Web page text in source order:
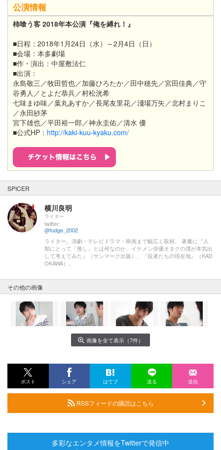
公演情報
柿喰う客 2018年本公演『俺を縛れ！』
■日程：2018年1月24日（水）～2月4日（日）
■会場：本多劇場
■作・演出：中屋敷法仁
■出演：
永島敬三／牧田哲也／加藤ひろたか／田中穂先／宮田佳典／守
谷勇人／とよだ恭兵／村松洸希
七味まゆ味／葉丸あすか／長尾友里花／淺場万矢／北村まりこ
／永田紗茅
宮下雄也／平田裕一郎／神永圭佑／清水 優
■公式HP： http://kaki-kuu-kyaku.com/
SPICER
横川良明
ライター
twitter:
@fudge_2002
ライター。演劇・テレビドラマ・映画まで幅広く取材。 著書に『人
類にとって「推し」とは何なのか、イケメン俳優オタクの僕が本気出
して考えてみた』（サンマーク出版）、『役者たちの現在地』（KAD
OKAWA）。
その他の画像
画像を全て表示（7件）
ポスト シェア はてブ 送る 送信
RSSフィードの購読はこちら
多彩なエンタメ情報をTwitterで発信中